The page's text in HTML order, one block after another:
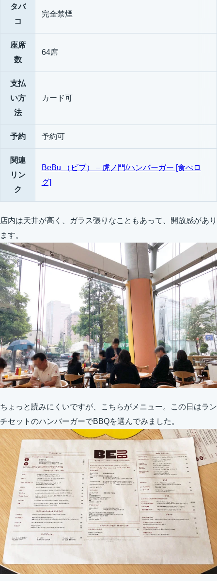
タバ
コ
完全禁煙
座席
数
64席
支払
い方
法
カード可
予約 予約可
関連
リン
ク
BeBu （ビブ） – 虎ノ門/ハンバーガー [食べロ
グ]
店内は天井が高く、ガラス張りなこともあって、開放感があり
ます。
ちょっと読みにくいですが、こちらがメニュー。この日はラン
チセットのハンバーガーでBBQを選んでみました。